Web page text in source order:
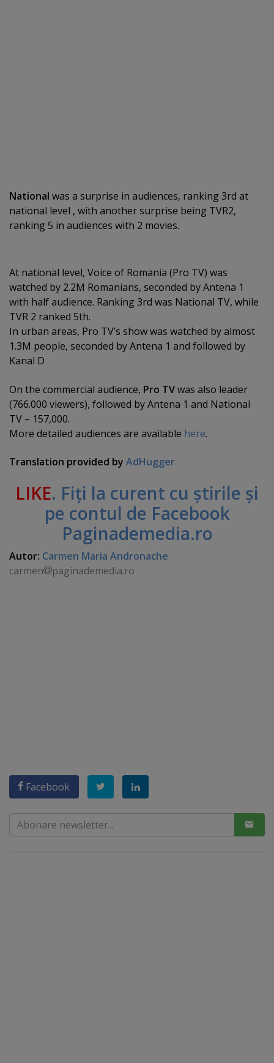
National was a surprise in audiences, ranking 3rd at
national level , with another surprise being TVR2,
ranking 5 in audiences with 2 movies.
At national level, Voice of Romania (Pro TV) was
watched by 2.2M Romanians, seconded by Antena 1
with half audience. Ranking 3rd was National TV, while
TVR 2 ranked 5th.
In urban areas, Pro TV’s show was watched by almost
1.3M people, seconded by Antena 1 and followed by
Kanal D
On the commercial audience, Pro TVwas also leader
(766.000 viewers), followed by Antena 1 and National
TV – 157,000.
More detailed audiences are available here.
Translation provided by AdHugger
LIKE. Fiţi la curent cu ştirile şi
pe contul de Facebook
Paginademedia.ro
Autor: Carmen Maria Andronache
carmen
paginademedia.ro
Facebook